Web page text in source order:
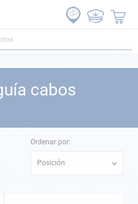
cabos
Ordenar por:
Posición